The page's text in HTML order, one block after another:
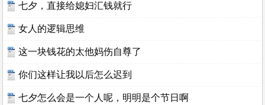
七夕，直接给媳妇汇钱就行
女人的逻辑思维
这一块钱花的太他妈伤自尊了
你们这样让我以后怎么迟到
七夕怎么会是一个人呢，明明是个节日啊